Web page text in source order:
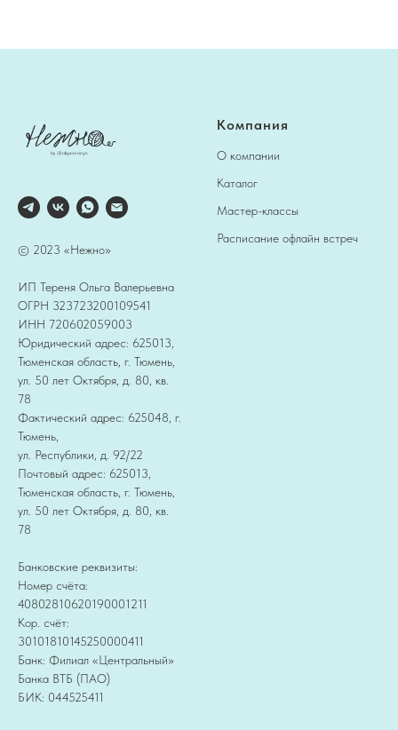
© 2023 «Нежно»
ИП Тереня Ольга Валерьевна
ОГРН 323723200109541
ИНН 720602059003
Юридический адрес: 625013,
Тюменская область, г. Тюмень,
ул. 50 лет Октября, д. 80, кв.
78
Фактический адрес: 625048, г.
Тюмень,
ул. Республики, д. 92/22
Почтовый адрес: 625013,
Тюменская область, г. Тюмень,
ул. 50 лет Октября, д. 80, кв.
78
Банковские реквизиты:
Номер счёта:
40802810620190001211
Кор. счёт:
30101810145250000411
Банк: Филиал «Центральный»
Банка ВТБ (ПАО)
БИК: 044525411
Компания
О компании
Каталог
Мастер-классы
Расписание офлайн встреч